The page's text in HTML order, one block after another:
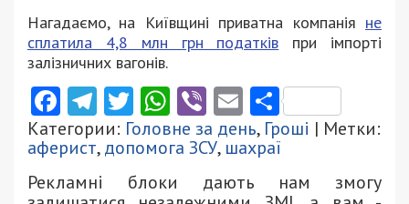
Нагадаємо, на Київщині приватна компанія не
сплатила 4,8 млн грн податків при імпорті
залізничних вагонів.
Facebook
Telegram
Twitter
WhatsApp
ViberEmail
Категории: Головне за день, Гроші | Метки:
аферист,допомога ЗСУ, шахраї
Рекламні блоки дають нам змогу